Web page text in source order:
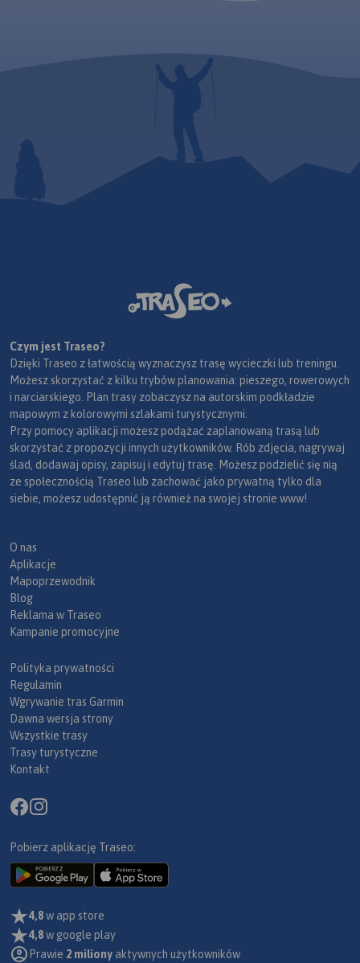
Czym jest Traseo?
Dzięki Traseo z łatwością wyznaczysz trasę wycieczki lub treningu.
Możesz skorzystać z kilku trybów planowania: pieszego, rowerowych
i narciarskiego. Plan trasy zobaczysz na autorskim podkładzie
mapowym z kolorowymi szlakami turystycznymi.
Przy pomocy aplikacji możesz podążać zaplanowaną trasą lub
skorzystać z propozycji innych użytkowników. Rób zdjęcia, nagrywaj
ślad, dodawaj opisy, zapisuj i edytuj trasę. Możesz podzielić się nią
ze społecznością Traseo lub zachować jako prywatną tylko dla
siebie, możesz udostępnić ją również na swojej stronie www!
O nas
Aplikacje
Mapoprzewodnik
Blog
Reklama w Traseo
Kampanie promocyjne
Polityka prywatności
Regulamin
Wgrywanie tras Garmin
Dawna wersja strony
Wszystkie trasy
Trasy turystyczne
Kontakt
Pobierz aplikację Traseo:
4,8w app store
4,8w google play
Prawie 2 miliony aktywnych użytkowników